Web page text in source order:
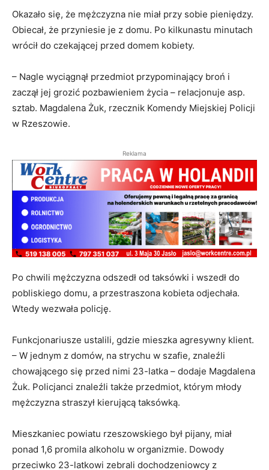
Okazało się, że mężczyzna nie miał przy sobie pieniędzy.
Obiecał, że przyniesie je z domu. Po kilkunastu minutach
wrócił do czekającej przed domem kobiety.
– Nagle wyciągnął przedmiot przypominający broń i
zaczął jej grozić pozbawieniem życia – relacjonuje asp.
sztab. Magdalena Żuk, rzecznik Komendy Miejskiej Policji
w Rzeszowie.
Reklama
Po chwili mężczyzna odszedł od taksówki i wszedł do
pobliskiego domu, a przestraszona kobieta odjechała.
Wtedy wezwała policję.
Funkcjonariusze ustalili, gdzie mieszka agresywny klient.
– W jednym z domów, na strychu w szafie, znaleźli
chowającego się przed nimi 23-latka – dodaje Magdalena
Żuk. Policjanci znaleźli także przedmiot, którym młody
mężczyzna straszył kierującą taksówką.
Mieszkaniec powiatu rzeszowskiego był pijany, miał
ponad 1,6 promila alkoholu w organizmie. Dowody
przeciwko 23-latkowi zebrali dochodzeniowcy z